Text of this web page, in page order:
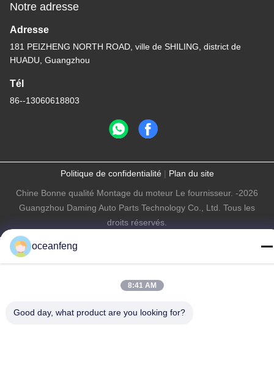
Notre adresse
Adresse
181 PEIZHENG NORTH ROAD, ville de SHILING, district de
HUADU, Guangzhou
Tél
86--13060618803
Politique de confidentialité| Plan du site
Chine Bonne qualité Montage du moteur Le fournisseur. -2026
Guangzhou Daming Auto Parts Technology Co., Ltd. Tous les
droits réservés.
oceanfeng
8:41 AM
Good day, what product are you looking for?